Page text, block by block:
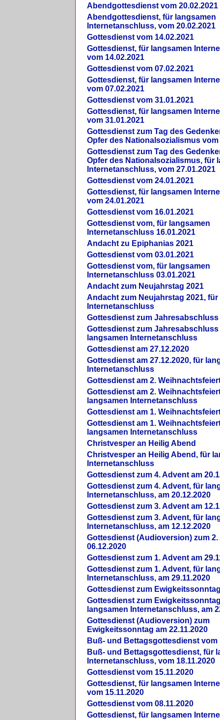
Abendgottesdienst vom 20.02.2021
Abendgottesdienst, für langsamen
Internetanschluss, vom 20.02.2021
Gottesdienst vom 14.02.2021
Gottesdienst, für langsamen
vom 14.02.2021
Gottesdienst vom 07.02.2021
Gottesdienst, für langsamen
vom 07.02.2021
Gottesdienst vom 31.01.2021
Gottesdienst, für langsamen
vom 31.01.2021
Gottesdienst zum Tag des
Opfer des Nationalsozialismus vom
Gottesdienst zum Tag des
Opfer des Nationalsozialismus, für
Internetanschluss, vom 27.01.2021
Gottesdienst vom 24.01.2021
Gottesdienst, für langsamen
vom 24.01.2021
Gottesdienst vom 16.01.2021
Gottesdienst vom, für langsamen
Internetanschluss 16.01.2021
Andacht zu Epiphanias 2021
Gottesdienst vom 03.01.2021
Gottesdienst vom, für langsamen
Internetanschluss 03.01.2021
Andacht zum Neujahrstag 2021
Andacht zum Neujahrstag 2021,
Internetanschluss
Gottesdienst zum Jahresabschluss
Gottesdienst zum Jahresabschluss
langsamen Internetanschluss
Gottesdienst am 27.12.2020
Gottesdienst am 27.12.2020, für
Internetanschluss
Gottesdienst am 2.
Gottesdienst am 2.
langsamen Internetanschluss
Gottesdienst am 1.
Gottesdienst am 1.
langsamen Internetanschluss
Christvesper an Heilig Abend
Christvesper an Heilig Abend, für
Internetanschluss
Gottesdienst zum 4. Advent am
Gottesdienst zum 4. Advent, für
Internetanschluss, am 20.12.2020
Gottesdienst zum 3. Advent am
Gottesdienst zum 3. Advent, für
Internetanschluss, am 12.12.2020
Gottesdienst (Audioversion) zum 2.
06.12.2020
Gottesdienst zum 1. Advent am
Gottesdienst zum 1. Advent, für
Internetanschluss, am 29.11.2020
Gottesdienst zum
Gottesdienst zum
langsamen Internetanschluss, am
Gottesdienst (Audioversion) zum
Ewigkeitssonntag am 22.11.2020
Buß- und Bettagsgottesdienst vom
Buß- und Bettagsgottesdienst, für
Internetanschluss, vom 18.11.2020
Gottesdienst vom 15.11.2020
Gottesdienst, für langsamen
vom 15.11.2020
Gottesdienst vom 08.11.2020
Gottesdienst, für langsamen